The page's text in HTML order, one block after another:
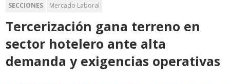
SECCIONES Mercado Laboral
Tercerización gana terreno en
sector hotelero ante alta
demanda y exigencias operativas